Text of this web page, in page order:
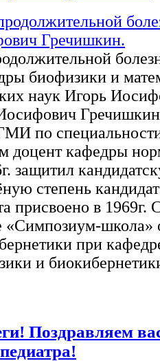
биофизики и
наук Игорь
Гречишкин
по
доцент кафедры
защитил
степень
присвоено в 1969г.
«Симпозиум-школа»
при
и
Поздравляем